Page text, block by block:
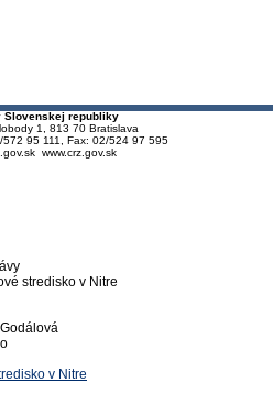
Slovenskej republiky
1, 813 70 Bratislava
572 95 111, Fax: 02/524 97 595
www.crz.gov.sk
stredisko v Nitre
v Nitre